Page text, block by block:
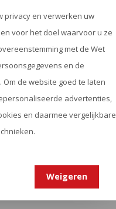
vlekt.
privacy en verwerken uw
voor het doel waarvoor u ze
met de Wet
en de
Om de website goed te laten
advertenties,
en daarmee vergelijkbare
Weigeren